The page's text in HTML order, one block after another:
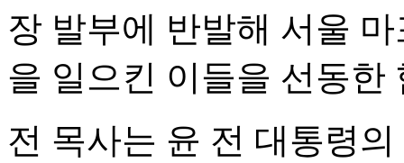
장 발부에 반발해 서울
을 일으킨 이들을 선동한
전 목사는 윤 전 대통령